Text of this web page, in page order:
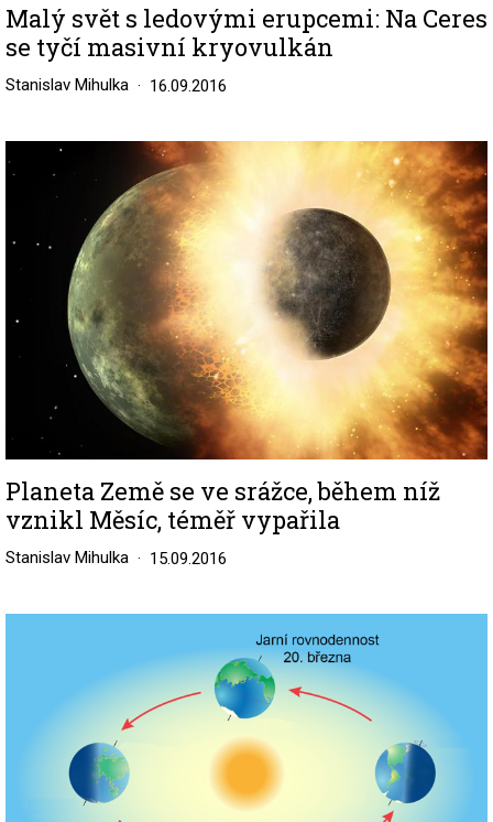
Malý svět s ledovými erupcemi: Na Ceres
se tyčí masivní kryovulkán
Stanislav Mihulka 16.09.2016
Planeta Země se ve srážce, během níž
vznikl Měsíc, téměř vypařila
Stanislav Mihulka 15.09.2016